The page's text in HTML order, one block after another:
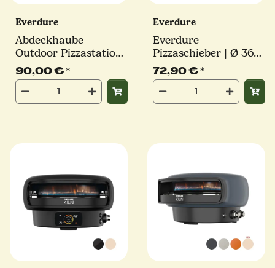
Everdure
Abdeckhaube
Outdoor Pizzastation
| Everdure
90,00 €*
Everdure
Everdure
Pizzaschieber | Ø 36
cm | Stiel: 35,5 cm |
Aluminium
72,90 €*